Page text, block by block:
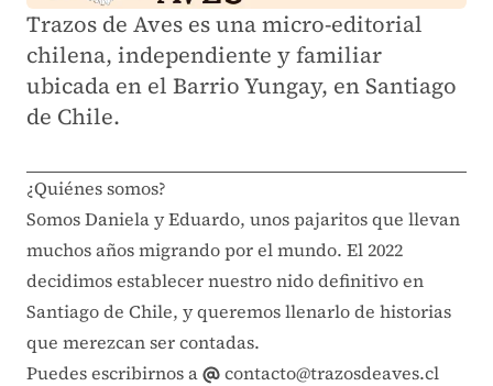
Trazos de Aves es una micro-editorial
chilena, independiente y familiar
ubicada en el Barrio Yungay, en Santiago
de Chile.
¿Quiénes somos?
Somos Daniela y Eduardo, unos pajaritos que llevan
muchos años migrando por el mundo. El 2022
decidimos establecer nuestro nido definitivo en
Santiago de Chile, y queremos llenarlo de historias
que merezcan ser contadas.
Puedes escribirnos a
contacto@trazosdeaves.cl